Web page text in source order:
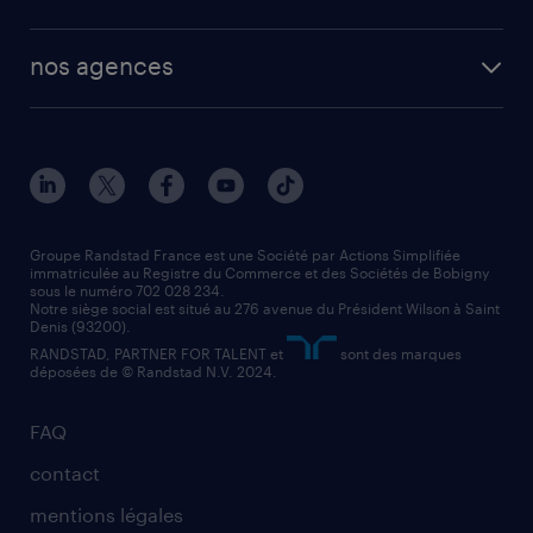
manutentionnaire
assistant administratif
comptable
solutions opérationnelles
contact entreprise
faq intérim / recrutement
nos agences
nos agences par ville
nos agences par région
nos cabinets de recrutement
FAQ
contact
mentions légales
Groupe Randstad France est une Société par Actions Simplifiée
immatriculée au Registre du Commerce et des Sociétés de Bobigny
sous le numéro 702 028 234.
Notre siège social est situé au 276 avenue du Président Wilson à Saint
Denis (93200).
RANDSTAD, PARTNER FOR TALENT et
sont des marques
déposées de © Randstad N.V. 2024.